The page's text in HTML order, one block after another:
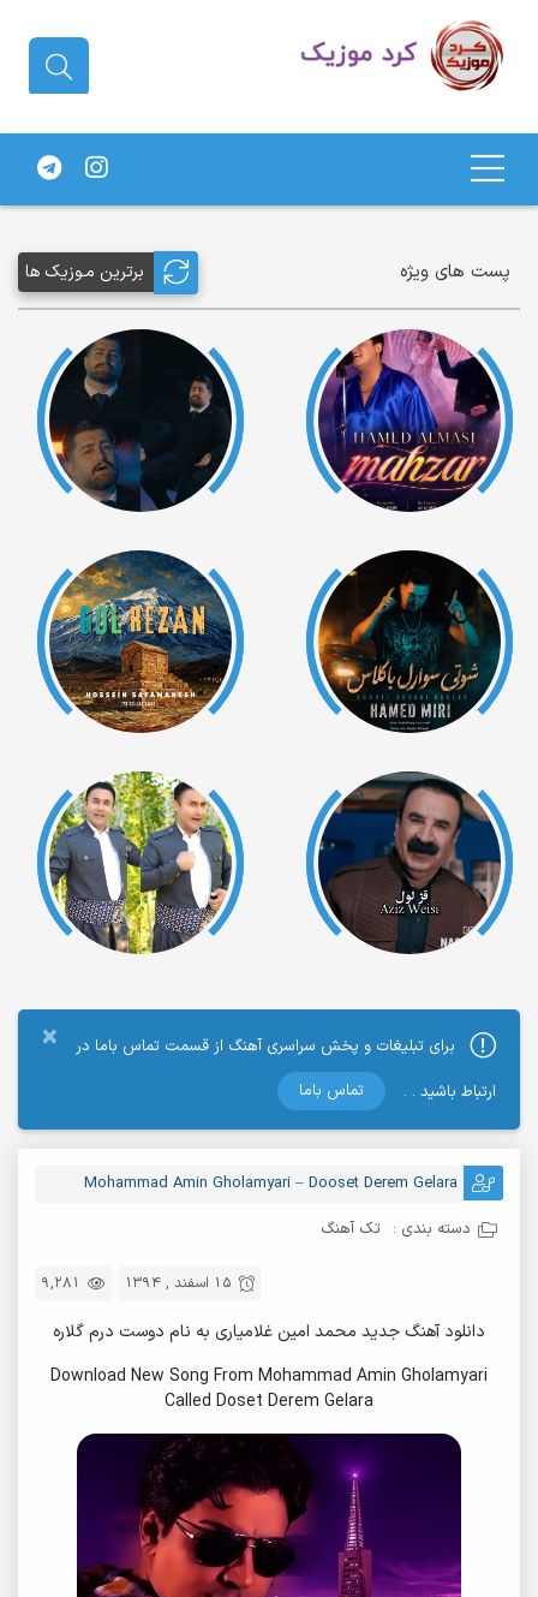
پست های ویژه برترین مـوزیک ها
×
برای تبلیغات و پخش سراسری آهنگ از قسمت تماس باما در
ارتباط باشید . .
تماس باما
Mohammad Amin Gholamyari – Dooset Derem Gelara
دسته بندی : تک آهنگ
9,281 15 اسفند , 1394
دانلود آهنگ جدید محمد امین غلامیاری به نام دوست درم گلاره
Download New Song From Mohammad Amin Gholamyari
Called Doset Derem Gelara